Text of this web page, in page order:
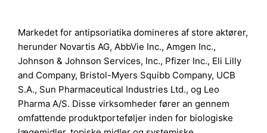
Markedet for antipsoriatika domineres af store aktører,
herunder Novartis AG, AbbVie Inc., Amgen Inc.,
Johnson & Johnson Services, Inc., Pfizer Inc., Eli Lilly
and Company, Bristol-Myers Squibb Company, UCB
S.A., Sun Pharmaceutical Industries Ltd., og Leo
Pharma A/S. Disse virksomheder fører an gennem
omfattende produktporteføljer inden for biologiske